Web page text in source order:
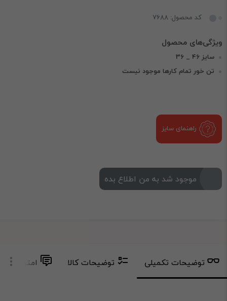
کد محصول: 7688
سایز 46 _ 36
تن خور تمام کارها موجود نیست
راهنمای سایز
موجود شد به من اطلاع بده
توضیحات تکمیلی توضیحات کالا امتیاز و